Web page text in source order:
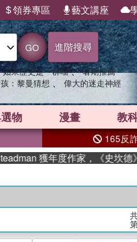
領券專區 藝文講座
GO 進階搜尋
如果歷史是一群喵 、 暑期推薦
：黎曼猜想 、 偉大的迷走神經
物 漫畫 教
165反
年度作家，《史坎德》系列帶